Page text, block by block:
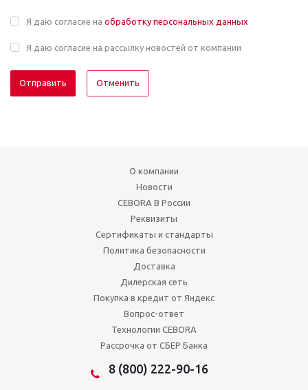
Я даю согласие на обработку персональных данных
Я даю согласие на рассылку новостей от компании
Отменить
О компании
Новости
CEBORA В России
Реквизиты
Сертификаты и стандарты
Политика безопасности
Доставка
Дилерская сеть
Покупка в кредит от Яндекс
Вопрос-ответ
Технологии CEBORA
Рассрочка от СБЕР Банка
8 (800) 222-90-16